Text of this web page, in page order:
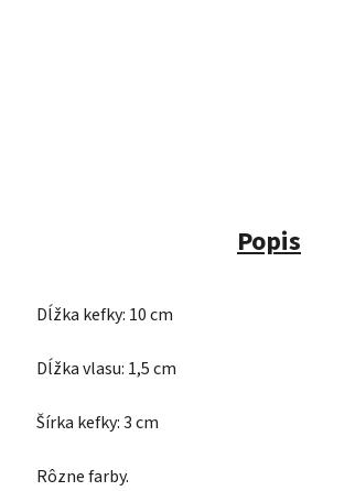
Popis
Dĺžka kefky: 10 cm
Dĺžka vlasu: 1,5 cm
Šírka kefky: 3 cm
Rôzne farby.